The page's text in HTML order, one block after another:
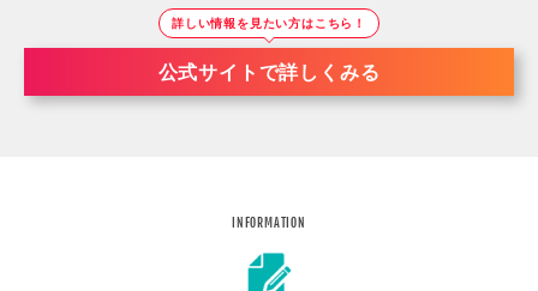
詳しい情報を見たい方はこちら！
公式サイトで詳しくみる
INFORMATION